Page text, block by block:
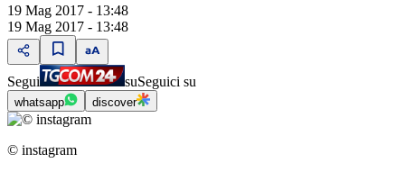
19 Mag 2017 - 13:48
19 Mag 2017 - 13:48
Segui suSeguici su
whatsapp discover
© instagram